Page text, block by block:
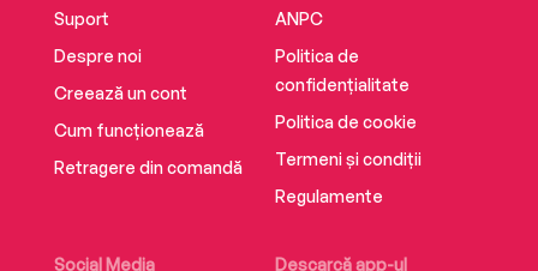
Suport
Despre noi
Creează un cont
Cum funcționează
Retragere din comandă
Social Media
Descarcă app-ul
ANPC
Politica de
confidențialitate
Politica de cookie
Termeni și condiții
Regulamente